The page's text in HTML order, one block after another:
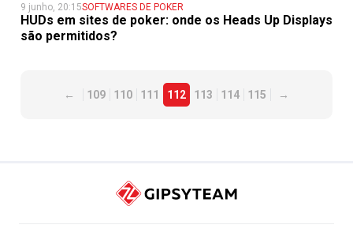
9 junho, 20:15SOFTWARES DE POKER
HUDs em sites de poker: onde os Heads Up Displays
são permitidos?
← 109 110 111 112 113 114 115 →